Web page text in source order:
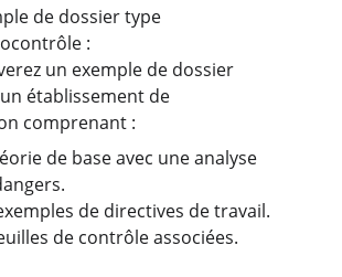
de dossier type
:
un exemple de dossier
établissement de
comprenant :
de base avec une analyse
de directives de travail.
de contrôle associées.